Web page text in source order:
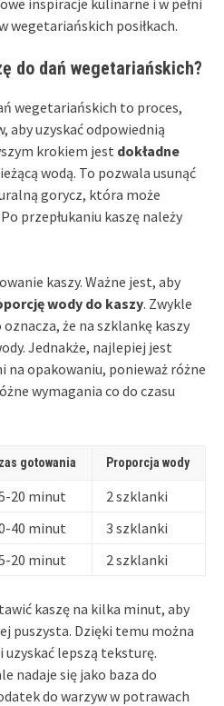
wegetariańskich posiłkach.
do dań wegetariańskich?
wegetariańskich to proces,
aby uzyskać odpowiednią
krokiem jest dokładne
wodą. To pozwala usunąć
gorycz, która może
przepłukaniu kaszę należy
kaszy. Ważne jest, aby
wody do kaszy. Zwykle
że na szklankę kaszy
Jednakże, najlepiej jest
na opakowaniu, ponieważ różne
wymagania co do czasu
gotowania Proporcja wody
20 minut
2 szklanki
40 minut
3 szklanki
20 minut 2 szklanki
kaszę na kilka minut, aby
puszysta. Dzięki temu można
uzyskać lepszą teksturę.
nadaje się jako baza do
do warzyw w potrawach